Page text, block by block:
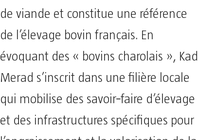
de viande et constitue une référence
de l’élevage bovin français. En
évoquant des « bovins charolais », Kad
Merad s’inscrit dans une filière locale
qui mobilise des savoir‑faire d’élevage
et des infrastructures spécifiques pour